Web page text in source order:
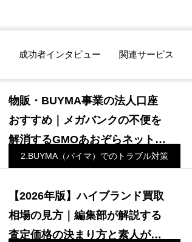
成功者インタビュー 関連サービス
2.BUYMA（バイマ）でのトラブル対策
物販・BUYMA事業の法人口座
おすすめ｜メガバンクの不便を
解消するGMOあおぞらネット銀
2.BUYMA（バイマ）でのトラブル対策
【2026年版】ハイブランド買取
相場の見方｜編集部が解説する
査定価格の決まり方と素人が誤